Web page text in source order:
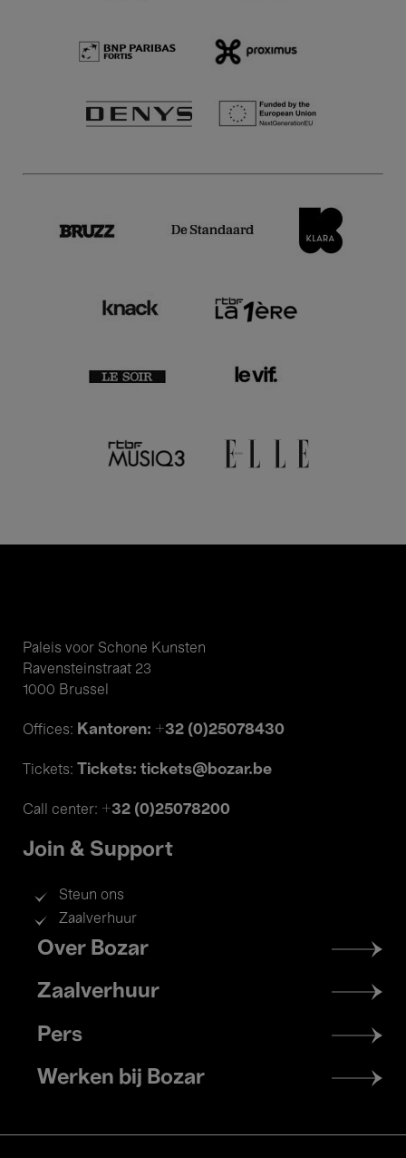
Paleis voor Schone Kunsten
Ravensteinstraat 23
1000 Brussel
Offices: Kantoren: +32 (0)25078430
Tickets: Tickets: tickets@bozar.be
Call center: +32 (0)25078200
Join & Support
Steun ons
Zaalverhuur
Footer
menu
Over Bozar
Zaalverhuur
Pers
Werken bij Bozar